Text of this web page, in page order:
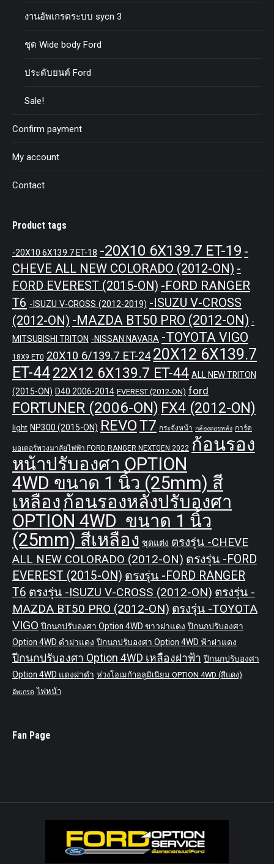
งานอัพเกรดระบบ sycn 3
ชุด Wide body Ford
ประดับยนต์ Ford
Sale!
Confirm payment
My account
Contact
Product tags
-20X10 6X139.7 ET-18 -20X10 6X139.7 ET-19 -
CHEVE ALL NEW COLORADO (2012-ON) -
FORD EVEREST (2015-ON) -FORD RANGER
T6 -ISUZU V-CROSS (2012-2019) -ISUZU V-CROSS
(2012-ON) -MAZDA BT50 PRO (2012-ON) -
MITSUBISHI TRITON -NISSAN NAVARA -TOYOTA VIGO
18X9 ET0 20X10 6/139.7 ET-24 20X12 6X139.7
ET-4422X12 6X139.7 ET-44 ALL NEW TRITON
(2015-ON) D40 2006-2014 EVEREST (2012-ON) ford
FORTUNER (2006-ON) FX4 (2012-ON)
light NP300 (2015-ON) REVOT7 กระจังหน้า กล้องถอยหลัง การ์ด
มอเตอร์พวงมาลัยไฟฟ้า FORD RANGER NEXTGEN 2022 ก้อนรอง
หน้าปรับองศา OPTION
4WD ขนาด 1 นิ้ว (25mm) สี
เหลือง ก้อนรองหลังปรับองศา
OPTION 4WD ขนาด 1 นิ้ว
(25mm) สีเหลือง ชุดแต่ง ตรงรุ่น -CHEVE
ALL NEW COLORADO (2012-ON) ตรงรุ่น -FORD
EVEREST (2015-ON) ตรงรุ่น -FORD RANGER
T6 ตรงรุ่น -ISUZU V-CROSS (2012-ON) ตรงรุ่น -
MAZDA BT50 PRO (2012-ON) ตรงรุ่น -TOYOTA
VIGO ปีกนกปรับองศา Option 4WD ขาวฝาแดง ปีกนกปรับองศา
Option 4WD ดำฝาแดง ปีกนกปรับองศา Option 4WD ฟ้าฝาแดง
ปีกนกปรับองศา Option 4WD เหลืองฝาฟ้า ปีกนกปรับองศา
Option 4WD แดงฝาดำ ห่วงโอเมก้าอลูมิเนียม OPTION 4WD (สีแดง)
อัพเกรด ไฟหน้า
Fan Page